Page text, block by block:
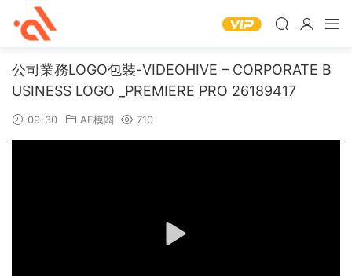
公司業務LOGO包裝-VIDEOHIVE – CORPORATE B
USINESS LOGO _PREMIERE PRO 26189417
09-30 AE模闆 710